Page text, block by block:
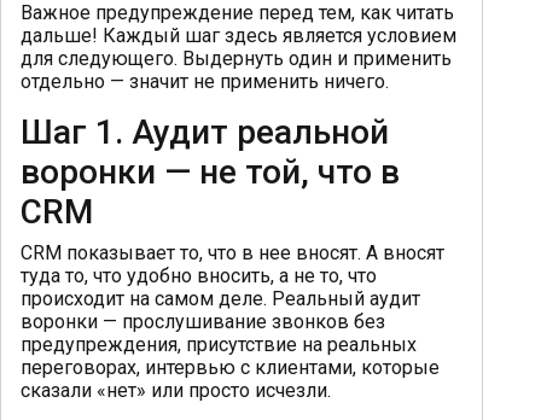
Важное предупреждение перед тем, как читать
дальше! Каждый шаг здесь является условием
для следующего. Выдернуть один и применить
отдельно — значит не применить ничего.
Шаг 1. Аудит реальной
воронки — не той, что в
CRM
CRM показывает то, что в нее вносят. А вносят
туда то, что удобно вносить, а не то, что
происходит на самом деле. Реальный аудит
воронки — прослушивание звонков без
предупреждения, присутствие на реальных
переговорах, интервью с клиентами, которые
сказали «нет» или просто исчезли.